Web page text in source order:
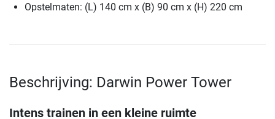
Opstelmaten: (L) 140 cm x (B) 90 cm x (H) 220 cm
Beschrijving: Darwin Power Tower
Intens trainen in een kleine ruimte